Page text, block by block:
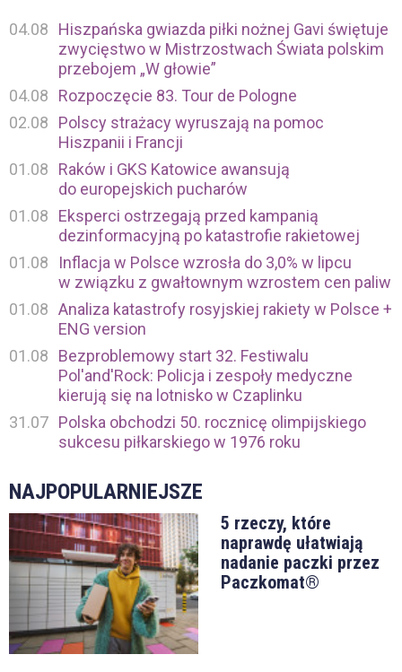
04.08
Hiszpańska gwiazda piłki nożnej Gavi świętuje
zwycięstwo w Mistrzostwach Świata polskim
przebojem „W głowie”
04.08
Rozpoczęcie 83. Tour de Pologne
02.08
Polscy strażacy wyruszają na pomoc
Hiszpanii i Francji
01.08
Raków i GKS Katowice awansują
do europejskich pucharów
01.08
Eksperci ostrzegają przed kampanią
dezinformacyjną po katastrofie rakietowej
01.08
Inflacja w Polsce wzrosła do 3,0% w lipcu
w związku z gwałtownym wzrostem cen paliw
01.08 Analiza katastrofy rosyjskiej rakiety w Polsce +
ENG version
01.08
Bezproblemowy start 32. Festiwalu
Pol'and'Rock: Policja i zespoły medyczne
kierują się na lotnisko w Czaplinku
31.07 Polska obchodzi 50. rocznicę olimpijskiego
sukcesu piłkarskiego w 1976 roku
NAJPOPULARNIEJSZE
5 rzeczy, które
naprawdę ułatwiają
nadanie paczki przez
Paczkomat®